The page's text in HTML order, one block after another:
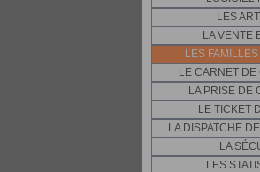
LES
LA VENTE
LES
LE CARNET
LA PRISE DE
LE TICKET
LA DISPATCHE
LA
LES